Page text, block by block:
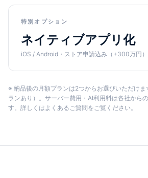
特別オプション
ネイティブアプリ化
iOS / Android・ストア申請込み（+300万円）
※ 納品後の月額プランは2つからお選びいただけ
ランあり）。サーバー費用・AI利用料は各社から
す。詳しくはよくあるご質問をご覧ください。